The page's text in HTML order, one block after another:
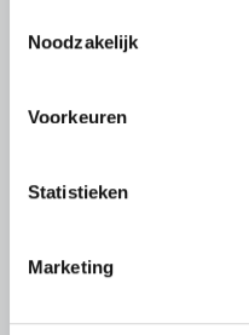
Noodzakelijk
Voorkeuren
Statistieken
Marketing
6 AUGUSTUS 2026
bezoekt
LTO Nederland ontving
Maarten Goudzwaard